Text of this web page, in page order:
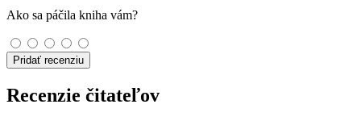
Ako sa páčila kniha vám?
Pridať recenziu
Recenzie čitateľov